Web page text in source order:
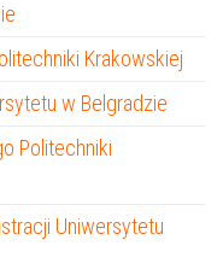
Krakowskiej
w Belgradzie
Politechniki
Uniwersytetu